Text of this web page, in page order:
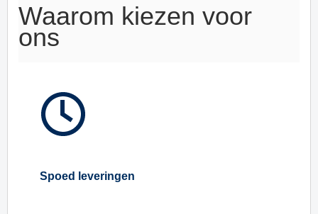
Waarom kiezen voor
ons
Spoed leveringen